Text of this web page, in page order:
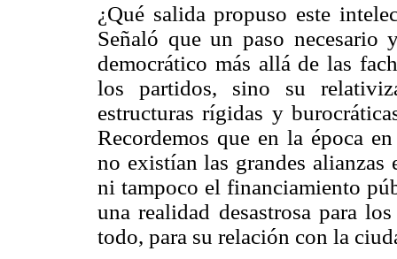
¿Qué salida propuso este
Señaló que un paso necesario
democrático más allá de las
los partidos, sino su
estructuras rígidas y
Recordemos que en la época
no existían las grandes
ni tampoco el financiamiento
una realidad desastrosa para
todo, para su relación con la